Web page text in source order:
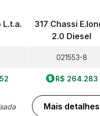
L.t.a.
317 Chassi
2.0 Diesel
021553-8
R$ 264.283
Mais detalhes